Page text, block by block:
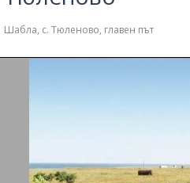
Шабла, с. Тюленово, главен път